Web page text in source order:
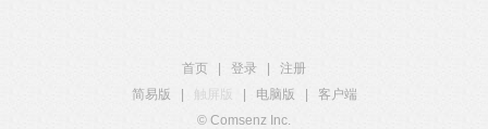
首页 登录
注册
简易版
触屏版 电脑版
客户端
© Comsenz Inc.